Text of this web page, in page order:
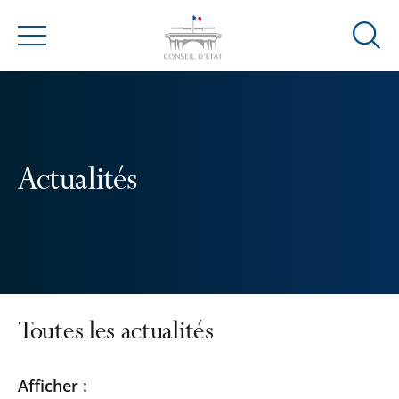
Menu
Ouvrir
Actualités
Toutes les actualités
Passer
Passer
Afficher :